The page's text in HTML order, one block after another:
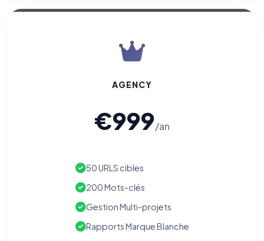
AGENCY
€999/an
50 URLS cibles
200 Mots-clés
Gestion Multi-projets
Rapports Marque Blanche